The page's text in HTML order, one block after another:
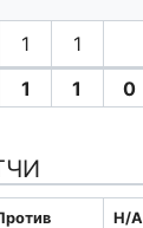
1 1
1 1 0
H/A